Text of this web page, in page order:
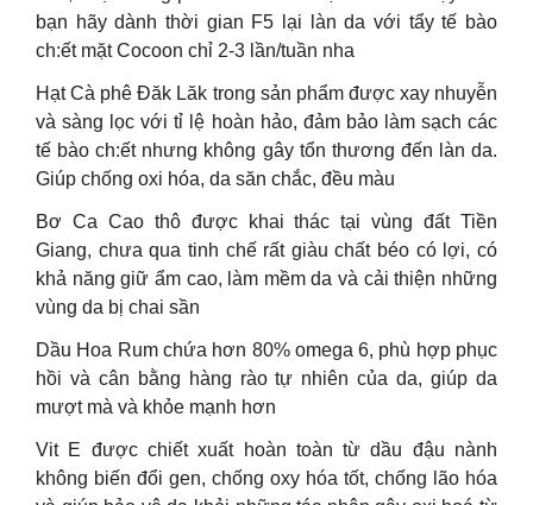
bạn hãy dành thời gian F5 lại làn da với tẩy tế bào
ch:ết mặt Cocoon chỉ 2-3 lần/tuần nha
Hạt Cà phê Đăk Lăk trong sản phẩm được xay nhuyễn
và sàng lọc với tỉ lệ hoàn hảo, đảm bảo làm sạch các
tế bào ch:ết nhưng không gây tổn thương đến làn da.
Giúp chống oxi hóa, da săn chắc, đều màu
Bơ Ca Cao thô được khai thác tại vùng đất Tiền
Giang, chưa qua tinh chế rất giàu chất béo có lợi, có
khả năng giữ ẩm cao, làm mềm da và cải thiện những
vùng da bị chai sần
Dầu Hoa Rum chứa hơn 80% omega 6, phù hợp phục
hồi và cân bằng hàng rào tự nhiên của da, giúp da
mượt mà và khỏe mạnh hơn
Vit E được chiết xuất hoàn toàn từ dầu đậu nành
không biến đổi gen, chống oxy hóa tốt, chống lão hóa